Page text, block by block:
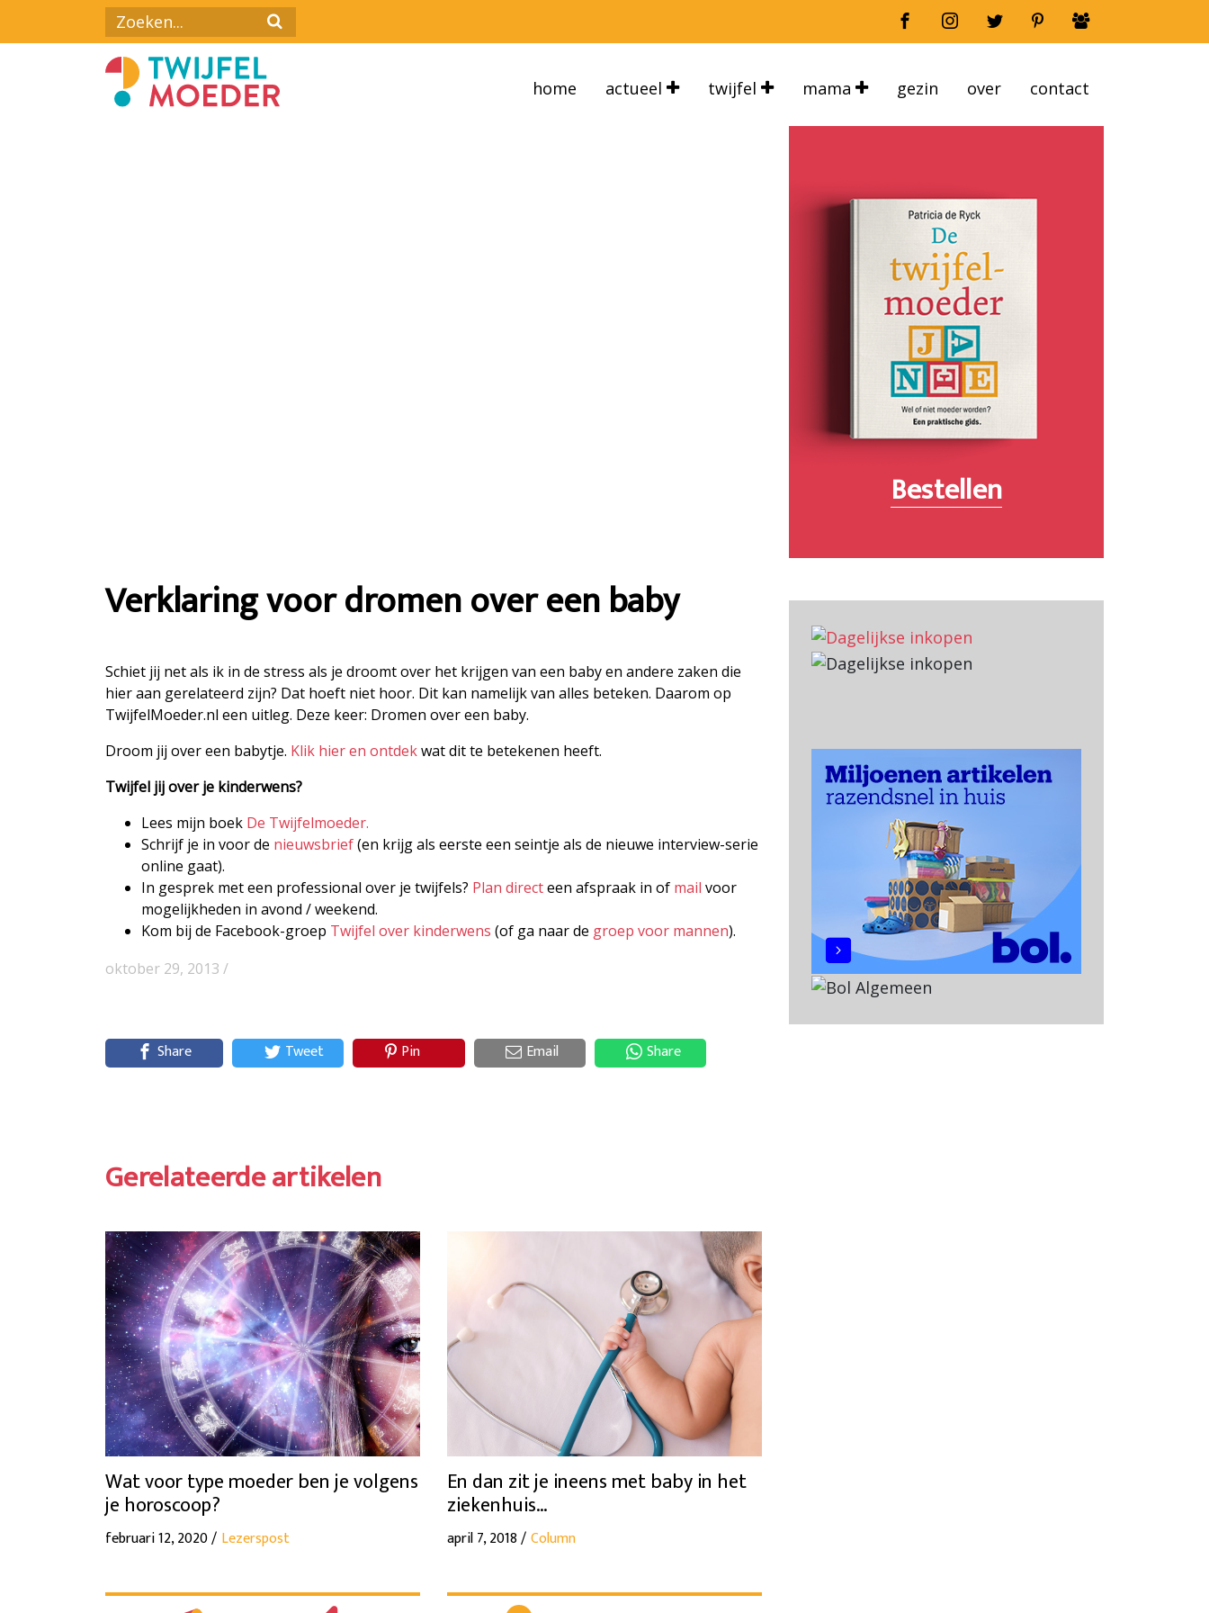
home actueel twijfel mama gezin over contact
Bestellen
Verklaring voor dromen over een baby
Schiet jij net als ik in de stress als je droomt over het krijgen van een baby en andere zaken die
hier aan gerelateerd zijn? Dat hoeft niet hoor. Dit kan namelijk van alles beteken. Daarom op
TwijfelMoeder.nl een uitleg. Deze keer: Dromen over een baby.
Droom jij over een babytje. Klik hier en ontdekwat dit te betekenen heeft.
Twijfel jij over je kinderwens?
Lees mijn boek De Twijfelmoeder.
Schrijf je in voor de nieuwsbrief(en krijg als eerste een seintje als de nieuwe interview-serie
online gaat).
In gesprek met een professional over je twijfels? Plan directeen afspraak in of mail voor
mogelijkheden in avond / weekend.
Kom bij de Facebook-groep Twijfel over kinderwens (of ga naar de groep voor mannen).
oktober 29, 2013 /
Share Tweet Pin Email Share
Gerelateerde artikelen
Wat voor type moeder ben je volgens
je horoscoop?
februari 12, 2020 / Lezerspost
En dan zit je ineens met baby in het
ziekenhuis…
april 7, 2018 /Column